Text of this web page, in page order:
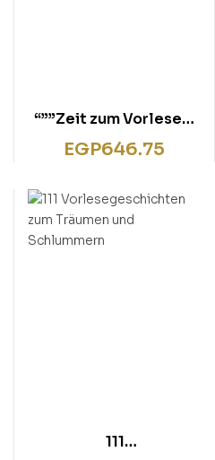
“””Zeit zum Vorlesen,
Zeit zum Kuscheln –
für gute Träume”””
EGP646.75
111